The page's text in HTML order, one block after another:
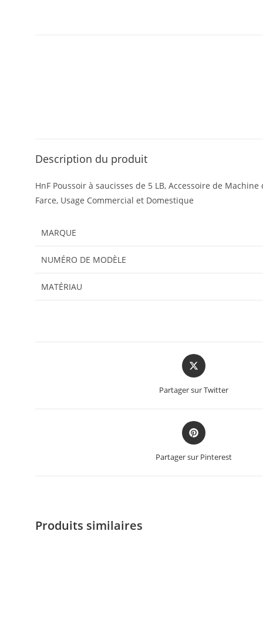
Description du produit
HnF Poussoir à saucisses de 5 LB, Accessoire de
Farce, Usage Commercial et Domestique
MARQUE
NUMÉRO DE MODÈLE
MATÉRIAU
Partager sur Twitter
Partager sur Pinterest
Produits similaires